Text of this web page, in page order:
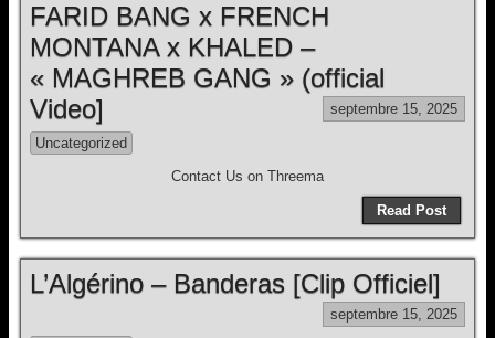
FARID BANG x FRENCH
MONTANA x KHALED –
« MAGHREB GANG » (official
Video]
septembre 15, 2025
Uncategorized
Contact Us on Threema
Read Post
L’Algérino – Banderas [Clip Officiel]
septembre 15, 2025